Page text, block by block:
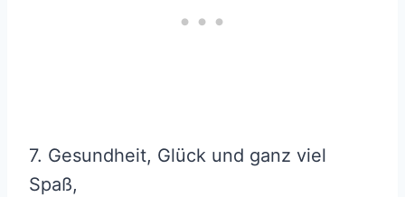
7. Gesundheit, Glück und ganz viel
Spaß,